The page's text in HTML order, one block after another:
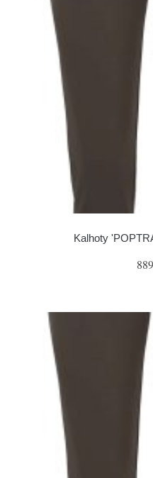
Kalhoty